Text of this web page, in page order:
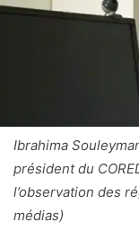
Ibrahima
président du
l’observation des
médias)